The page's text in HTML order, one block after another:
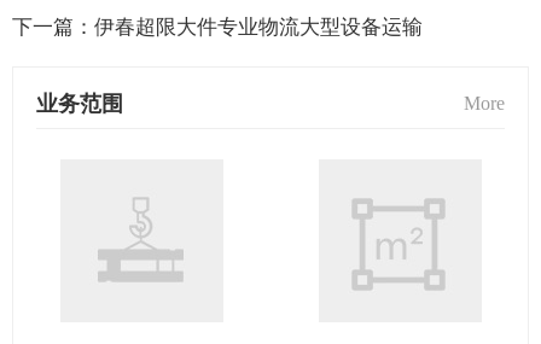
下一篇： 伊春超限大件专业物流大型设备运输
业务范围 More